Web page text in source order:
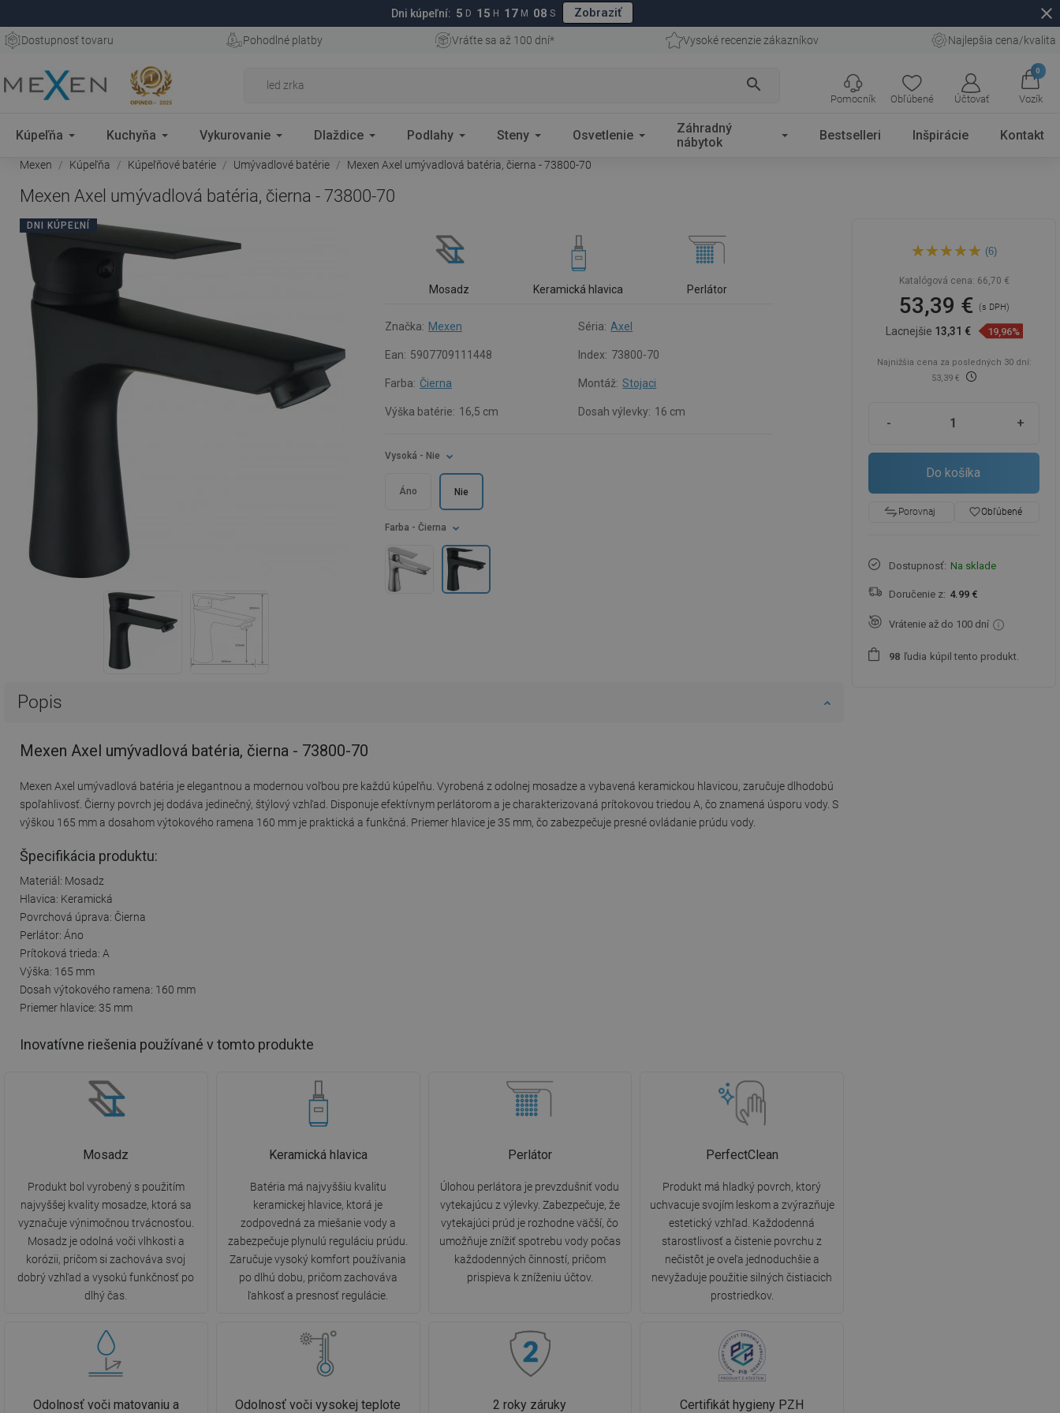
Dni kúpeľní: 5 D 15 H 17 M 07 S Zobraziť close
Dostupnosť tovaru Pohodlné platby Vráťte sa až 100 dní* Vysoké recenzie zákazníkov Najlepšia cena/kvalita
search
Obľúbené Účtovať
0
Vozík
Pomocník
Kúpeľňa Kuchyňa Vykurovanie Dlaždice Podlahy Steny Osvetlenie
Záhradný
nábytok
Bestselleri Inšpirácie Kontakt
Mexen Kúpeľňa Kúpeľňové batérie Umývadlové batérie Mexen Axel umývadlová batéria, čierna - 73800-70
Mexen Axel umývadlová batéria, čierna - 73800-70
DNI KÚPEĽNÍ
Mosadz Keramická hlavica Perlátor
Značka: Mexen Séria: Axel
Ean: 5907709111448 Index: 73800-70
Farba: Čierna Montáž: Stojaci
Výška batérie: 16,5 cm Dosah výlevky: 16 cm
Farba - Čierna
Vysoká - Nie
Nie
Áno
Popis
Mexen Axel umývadlová batéria, čierna - 73800-70
Mexen Axel umývadlová batéria je elegantnou a modernou voľbou pre každú kúpeľňu. Vyrobená z odolnej mosadze a vybavená keramickou hlavicou, zaručuje dlhodobú
spoľahlivosť. Čierny povrch jej dodáva jedinečný, štýlový vzhľad. Disponuje efektívnym perlátorom a je charakterizovaná prítokovou triedou A, čo znamená úsporu vody. S
výškou 165 mm a dosahom výtokového ramena 160 mm je praktická a funkčná. Priemer hlavice je 35 mm, čo zabezpečuje presné ovládanie prúdu vody.
Špecifikácia produktu:
Materiál: Mosadz
Hlavica: Keramická
Povrchová úprava: Čierna
Perlátor: Áno
Prítoková trieda: A
Výška: 165 mm
Dosah výtokového ramena: 160 mm
Priemer hlavice: 35 mm
Inovatívne riešenia používané v tomto produkte
Mosadz
Produkt bol vyrobený s použitím
najvyššej kvality mosadze, ktorá sa
vyznačuje výnimočnou trvácnosťou.
Mosadz je odolná voči vlhkosti a
korózii, pričom si zachováva svoj
dobrý vzhľad a vysokú funkčnosť po
dlhý čas.
Keramická hlavica
Batéria má najvyššiu kvalitu
keramickej hlavice, ktorá je
zodpovedná za miešanie vody a
zabezpečuje plynulú reguláciu prúdu.
Zaručuje vysoký komfort používania
po dlhú dobu, pričom zachováva
ľahkosť a presnosť regulácie.
Perlátor
Úlohou perlátora je prevzdušniť vodu
vytekajúcu z výlevky. Zabezpečuje, že
vytekajúci prúd je rozhodne väčší, čo
umožňuje znížiť spotrebu vody počas
každodenných činností, pričom
prispieva k zníženiu účtov.
PerfectClean
Produkt má hladký povrch, ktorý
uchvacuje svojím leskom a zvýrazňuje
estetický vzhľad. Každodenná
starostlivosť a čistenie povrchu z
nečistôt je oveľa jednoduchšie a
nevyžaduje použitie silných čistiacich
prostriedkov.
Odolnosť voči matovaniu a
Odolnosť voči vysokej teplote 2 roky záruky Certifikát hygieny PZH
Mexen Axel umývadlová
batéria, čierna - 73800-70
(6)
Katalógová cena: 66,70 €
53,39 € (s DPH)
Lacnejšie 13,31 € 19,96%
Najnižšia cena za posledných 30 dní:
53,39 €
- +
Do košíka
Porovnaj favorite_borderObľúbené
Dostupnosť: Na sklade
Doručenie z: 4.99 €
Vrátenie až do 100 dní
98 ľudia kúpil tento produkt.